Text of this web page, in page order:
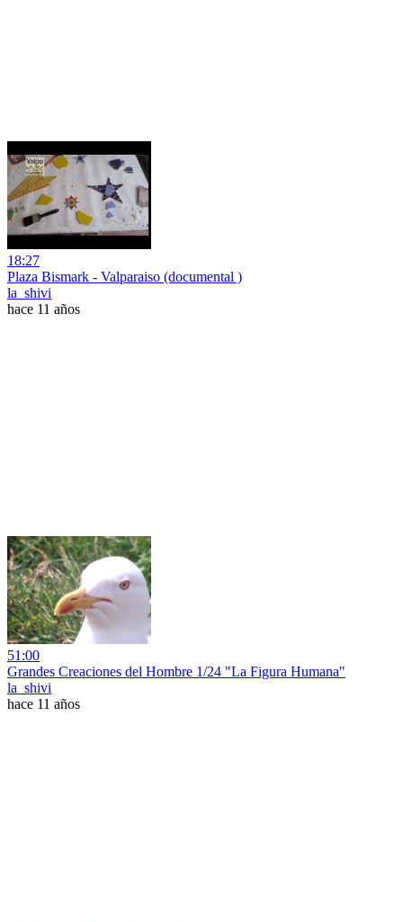
18:27
Plaza Bismark - Valparaiso (documental )
la_shivi
hace 11 años
51:00
Grandes Creaciones del Hombre 1/24 "La Figura Humana"
la_shivi
hace 11 años